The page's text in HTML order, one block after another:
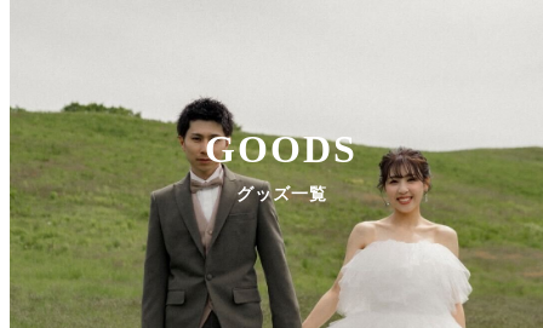
GOODS
グッズ一覧